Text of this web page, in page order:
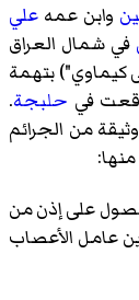
وابن عمه علي
في شمال العراق
كيماوي") بتهمة
في حلبجة.
ولقد قدم المدعي العام العراقي أكثر من 500 وثيقة من الجرائم
للحصول على إذن من
عامل الأعصاب